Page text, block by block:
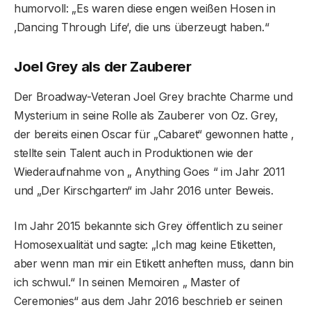
humorvoll: „Es waren diese engen weißen Hosen in
‚Dancing Through Life‘, die uns überzeugt haben.“
Joel Grey als der Zauberer
Der Broadway-Veteran Joel Grey brachte Charme und
Mysterium in seine Rolle als Zauberer von Oz. Grey,
der bereits einen Oscar für „Cabaret“ gewonnen hatte ,
stellte sein Talent auch in Produktionen wie der
Wiederaufnahme von „ Anything Goes “ im Jahr 2011
und „Der Kirschgarten“ im Jahr 2016 unter Beweis.
Im Jahr 2015 bekannte sich Grey öffentlich zu seiner
Homosexualität und sagte: „Ich mag keine Etiketten,
aber wenn man mir ein Etikett anheften muss, dann bin
ich schwul.“ In seinen Memoiren „ Master of
Ceremonies“ aus dem Jahr 2016 beschrieb er seinen